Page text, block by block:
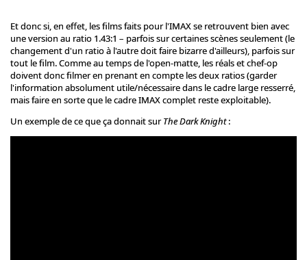
Et donc si, en effet, les films faits pour l'IMAX se retrouvent bien avec
une version au ratio 1.43:1 – parfois sur certaines scènes seulement (le
changement d'un ratio à l'autre doit faire bizarre d'ailleurs), parfois sur
tout le film. Comme au temps de l'open-matte, les réals et chef-op
doivent donc filmer en prenant en compte les deux ratios (garder
l'information absolument utile/nécessaire dans le cadre large resserré,
mais faire en sorte que le cadre IMAX complet reste exploitable).
Un exemple de ce que ça donnait surThe Dark Knight: